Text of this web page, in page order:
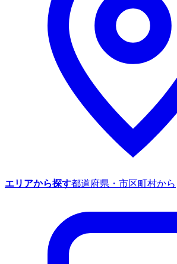
エリアから探す都道府県・市区町村から